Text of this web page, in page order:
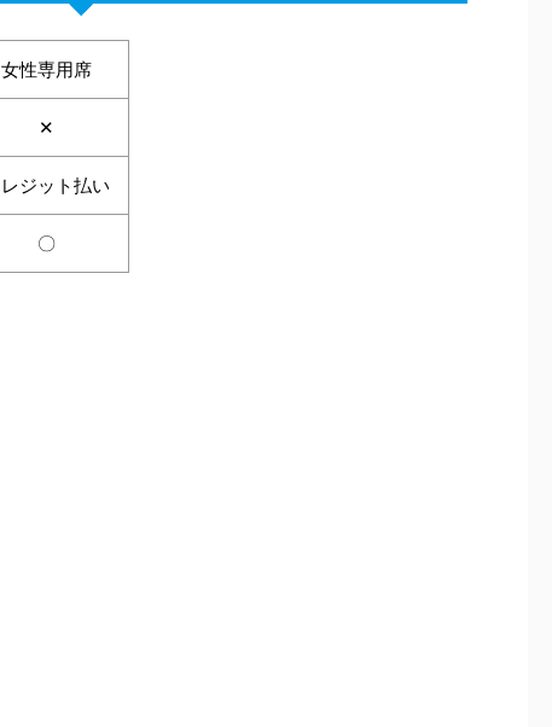
女性専用席
✕
ジット払い
〇